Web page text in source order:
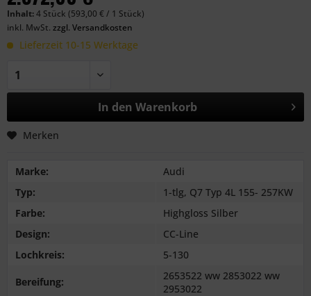
Inhalt:4 Stück (593,00 € / 1 Stück)
inkl. MwSt. zzgl. Versandkosten
Lieferzeit 10-15 Werktage
In den Warenkorb
Merken
Marke:
Audi
Typ:
1-tlg, Q7 Typ 4L 155- 257KW
Farbe:
Highgloss Silber
Design:
CC-Line
Lochkreis:
5-130
Bereifung:
2653522 ww 2853022 ww
2953022